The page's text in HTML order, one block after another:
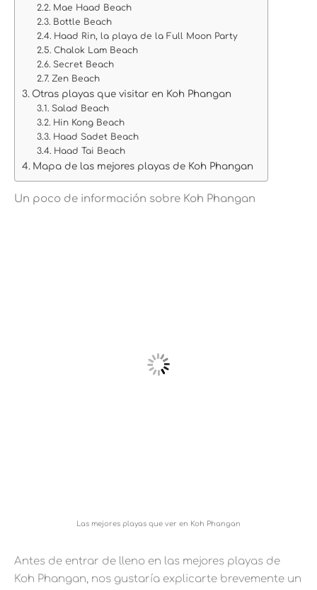
Mae Haad Beach
Bottle Beach
Haad Rin, la playa de la Full Moon Party
Chalok Lam Beach
Secret Beach
Zen Beach
Otras playas que visitar en Koh Phangan
Salad Beach
Hin Kong Beach
Haad Sadet Beach
Haad Tai Beach
Mapa de las mejores playas de Koh Phangan
Un poco de información sobre Koh Phangan
Las mejores playas que ver en Koh Phangan
Antes de entrar de lleno en las mejores playas de
Koh Phangan, nos gustaría explicarte brevemente un